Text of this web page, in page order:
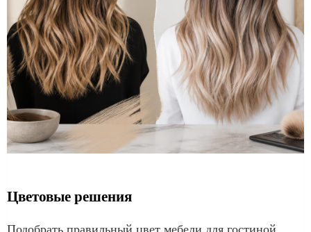
Цветовые решения
Подобрать правильный цвет мебели для гостиной,